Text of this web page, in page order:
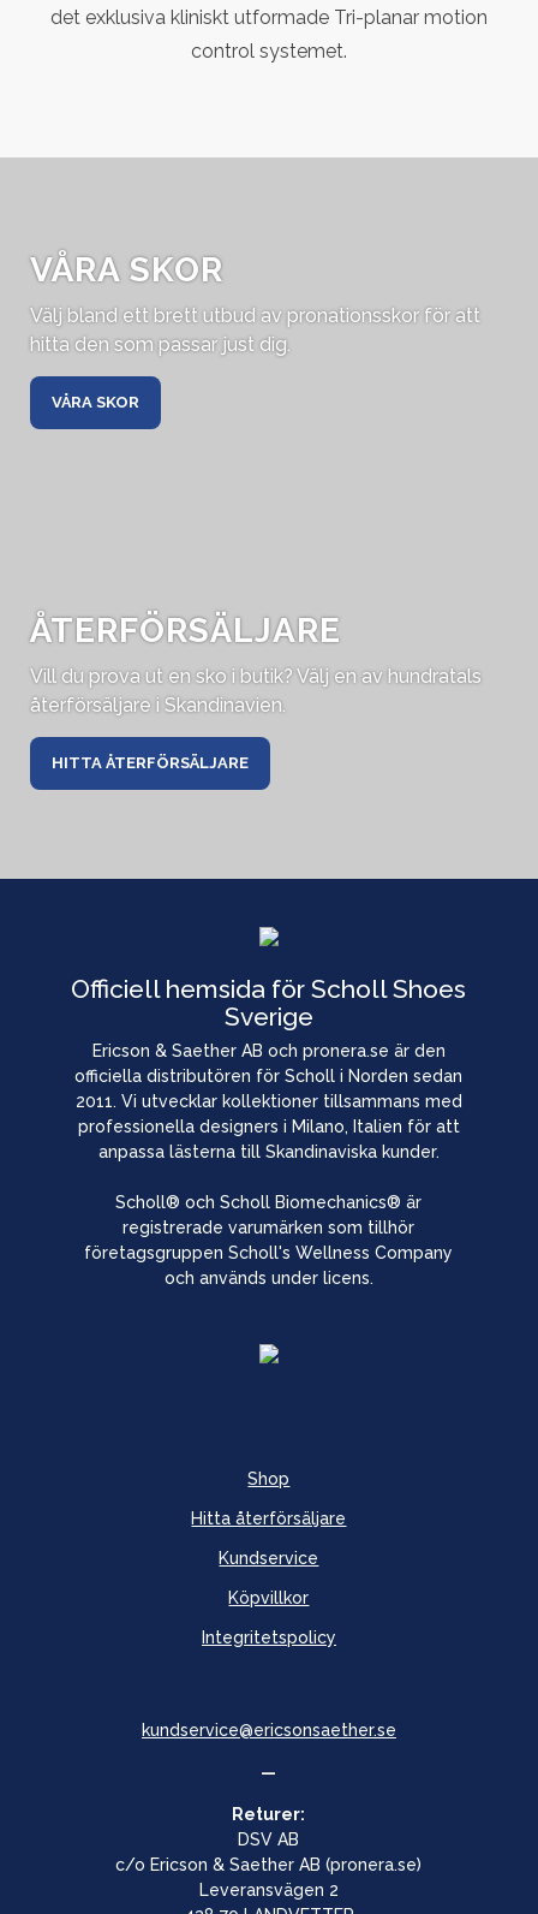
det exklusiva kliniskt utformade Tri-planar motion
control systemet.
VÅRA SKOR
Välj bland ett brett utbud av pronationsskor för att
hitta den som passar just dig.
VÅRA SKOR
ÅTERFÖRSÄLJARE
Vill du prova ut en sko i butik? Välj en av hundratals
återförsäljare i Skandinavien.
HITTA ÅTERFÖRSÄLJARE
Officiell hemsida för Scholl Shoes
Sverige
Ericson & Saether AB och pronera.se är den
officiella distributören för Scholl i Norden sedan
2011. Vi utvecklar kollektioner tillsammans med
professionella designers i Milano, Italien för att
anpassa lästerna till Skandinaviska kunder.
Scholl® och Scholl Biomechanics® är
registrerade varumärken som tillhör
företagsgruppen Scholl's Wellness Company
och används under licens.
Shop
Hitta återförsäljare
Kundservice
Köpvillkor
Integritetspolicy
kundservice@ericsonsaether.se
—
Returer:
DSV AB
c/o Ericson & Saether AB (pronera.se)
Leveransvägen 2